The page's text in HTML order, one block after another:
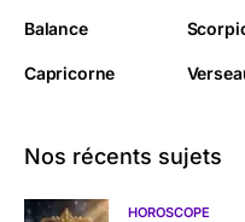
Balance
Capricorne
Nos récents sujets
HOROSCOPE